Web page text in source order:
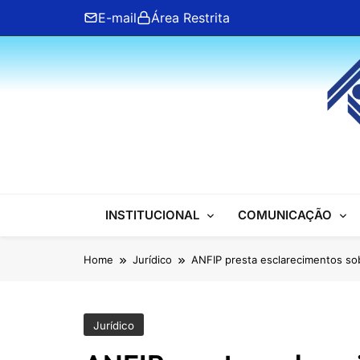
content
E-mail Área Restrita
ANFIP Nacional
INSTITUCIONAL COMUNICAÇÃO
Home Jurídico ANFIP presta esclarecimentos
Jurídico